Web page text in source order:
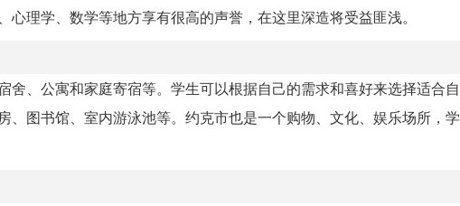
理学、数学等地方享有很高的声誉，在这里深造将受益匪浅。
、公寓和家庭寄宿等。学生可以根据自己的需求和喜好来选择适合自
图书馆、室内游泳池等。约克市也是一个购物、文化、娱乐场所，学